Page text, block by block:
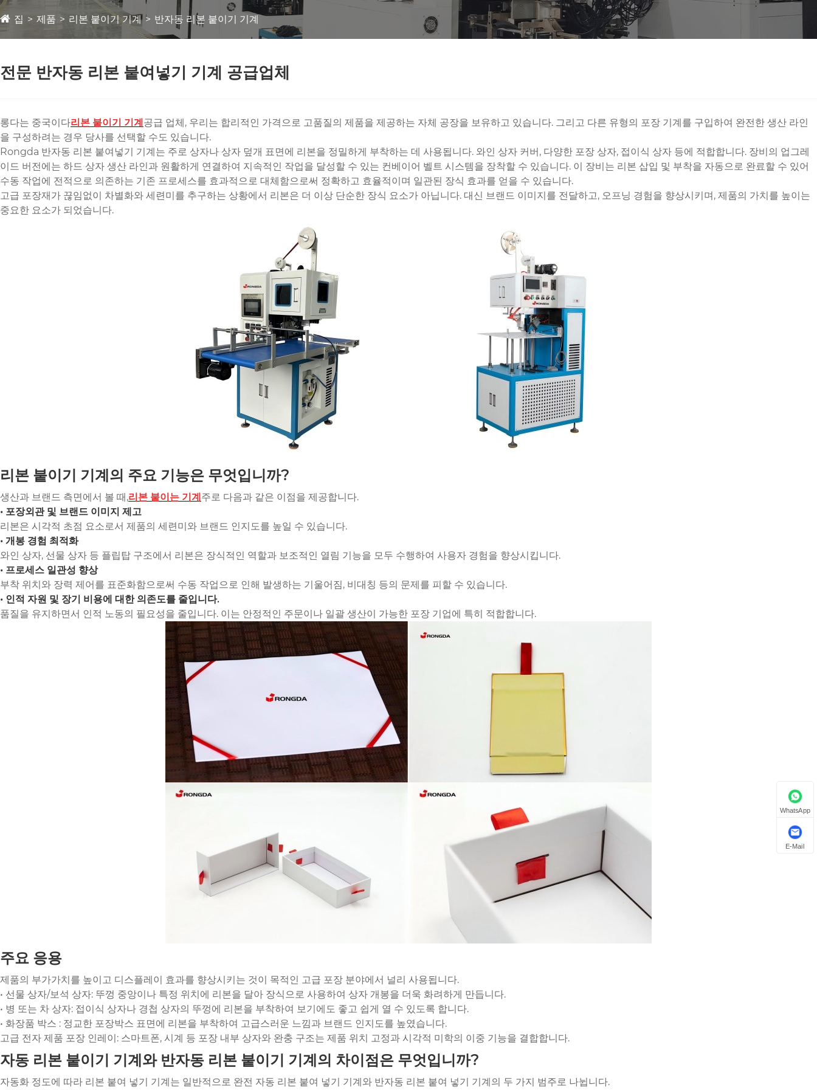
집 제품 리본 붙이기 기계 반자동 리본 붙이기 기계
전문 반자동 리본 붙여넣기 기계 공급업체
롱다는 중국이다리본 붙이기 기계공급 업체, 우리는 합리적인 가격으로 고품질의 제품을 제공하는 자체 공장을 보유하고 있습니다. 그리고 다른 유형의 포장 기계를 구입하여 완전한 생산 라인
을 구성하려는 경우 당사를 선택할 수도 있습니다.
Rongda 반자동 리본 붙여넣기 기계는 주로 상자나 상자 덮개 표면에 리본을 정밀하게 부착하는 데 사용됩니다. 와인 상자 커버, 다양한 포장 상자, 접이식 상자 등에 적합합니다. 장비의 업그레
이드 버전에는 하드 상자 생산 라인과 원활하게 연결하여 지속적인 작업을 달성할 수 있는 컨베이어 벨트 시스템을 장착할 수 있습니다. 이 장비는 리본 삽입 및 부착을 자동으로 완료할 수 있어
수동 작업에 전적으로 의존하는 기존 프로세스를 효과적으로 대체함으로써 정확하고 효율적이며 일관된 장식 효과를 얻을 수 있습니다.
고급 포장재가 끊임없이 차별화와 세련미를 추구하는 상황에서 리본은 더 이상 단순한 장식 요소가 아닙니다. 대신 브랜드 이미지를 전달하고, 오프닝 경험을 향상시키며, 제품의 가치를 높이는
중요한 요소가 되었습니다.
리본 붙이기 기계의 주요 기능은 무엇입니까?
생산과 브랜드 측면에서 볼 때,리본 붙이는 기계주로 다음과 같은 이점을 제공합니다.
• 포장외관 및 브랜드 이미지 제고
리본은 시각적 초점 요소로서 제품의 세련미와 브랜드 인지도를 높일 수 있습니다.
• 개봉 경험 최적화
와인 상자, 선물 상자 등 플립탑 구조에서 리본은 장식적인 역할과 보조적인 열림 기능을 모두 수행하여 사용자 경험을 향상시킵니다.
• 프로세스 일관성 향상
부착 위치와 장력 제어를 표준화함으로써 수동 작업으로 인해 발생하는 기울어짐, 비대칭 등의 문제를 피할 수 있습니다.
• 인적 자원 및 장기 비용에 대한 의존도를 줄입니다.
품질을 유지하면서 인적 노동의 필요성을 줄입니다. 이는 안정적인 주문이나 일괄 생산이 가능한 포장 기업에 특히 적합합니다.
주요 응용
제품의 부가가치를 높이고 디스플레이 효과를 향상시키는 것이 목적인 고급 포장 분야에서 널리 사용됩니다.
• 선물 상자/보석 상자: 뚜껑 중앙이나 특정 위치에 리본을 달아 장식으로 사용하여 상자 개봉을 더욱 화려하게 만듭니다.
• 병 또는 차 상자: 접이식 상자나 경첩 상자의 뚜껑에 리본을 부착하여 보기에도 좋고 쉽게 열 수 있도록 합니다.
• 화장품 박스 : 정교한 포장박스 표면에 리본을 부착하여 고급스러운 느낌과 브랜드 인지도를 높였습니다.
고급 전자 제품 포장 인레이: 스마트폰, 시계 등 포장 내부 상자와 완충 구조는 제품 위치 고정과 시각적 미학의 이중 기능을 결합합니다.
자동 리본 붙이기 기계와 반자동 리본 붙이기 기계의 차이점은 무엇입니까?
자동화 정도에 따라 리본 붙여 넣기 기계는 일반적으로 완전 자동 리본 붙여 넣기 기계와 반자동 리본 붙여 넣기 기계의 두 가지 범주로 나뉩니다.
WhatsApp
E-Mail